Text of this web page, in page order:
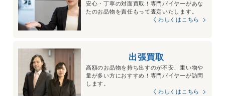
安心・丁寧の対面買取！専門バイヤーがあな
たのお品物を責任もって査定いたします。
くわしくはこちら
出張買取
高額のお品物を持ち出すのが不安、重い物や
量が多い方におすすめ！専門バイヤーが訪問
します。
くわしくはこちら